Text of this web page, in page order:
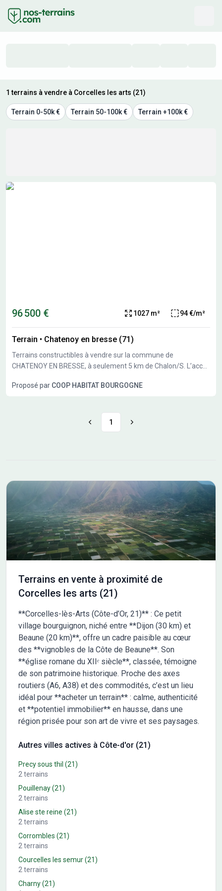
1 terrains à vendre à Corcelles les arts (21)
Terrain 0-50k € Terrain 50-100k € Terrain +100k €
Résultats de recherche
96 500 € 1027 m² 94 €/m²
Terrain • Chatenoy en bresse (71)
Terrains constructibles à vendre sur la commune de
CHATENOY EN BRESSE, à seulement 5 km de Chalon/S. L’accès
situés derrière le Parc du Château, les écoles maternelle,
charcuterie, fleuriste, coiffeur, station essence …) sont
eaux pluviales et eaux usées), bornés et libres de
disponibles immédiatement Eligible au PTZ pour les primo
accédants depuis le 01/04/2025
Proposé par COOP HABITAT BOURGOGNE
1
Terrains en vente à proximité de
Corcelles les arts (21)
**Corcelles-lès-Arts (Côte-d’Or, 21)** : Ce petit
village bourguignon, niché entre **Dijon (30 km) et
Beaune (20 km)**, offre un cadre paisible au cœur
des **vignobles de la Côte de Beaune**. Son
**église romane du XIIᵉ siècle**, classée, témoigne
de son patrimoine historique. Proche des axes
routiers (A6, A38) et des commodités, c’est un lieu
idéal pour **acheter un terrain** : calme, authenticité
et **potentiel immobilier** en hausse, dans une
région prisée pour son art de vivre et ses paysages.
Autres villes actives à Côte-d'or (21)
Precy sous thil (21)
2 terrains
Pouillenay(21)
2 terrains
Alise ste reine (21)
2 terrains
Corrombles (21)
2 terrains
Courcelles les semur(21)
2 terrains
Charny(21)